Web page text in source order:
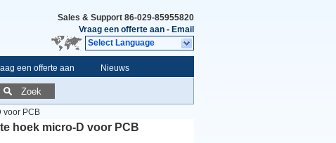
Sales & Support 86-029-85955820
Vraag een offerte aan - Email
Select Language
een offerte aan Nieuws
Zoek
voor PCB
hoek micro-D voor PCB